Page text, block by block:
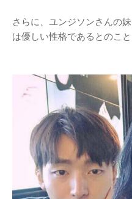
さらに、ユンジソンさんの
は優しい性格であるとのこと